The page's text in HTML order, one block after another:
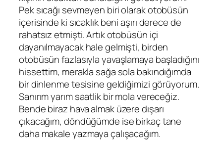
Pek sıcağı sevmeyen biri olarak otobüsün
içerisinde ki sıcaklık beni aşırı derece de
rahatsız etmişti. Artık otobüsün içi
dayanılmayacak hale gelmişti, birden
otobüsün fazlasıyla yavaşlamaya başladığını
hissettim, merakla sağa sola bakındığımda
bir dinlenme tesisine geldiğimizi görüyorum.
Sanırım yarım saatlik bir mola vereceğiz.
Bende biraz hava almak üzere dışarı
çıkacağım, döndüğümde ise birkaç tane
daha makale yazmaya çalışacağım.